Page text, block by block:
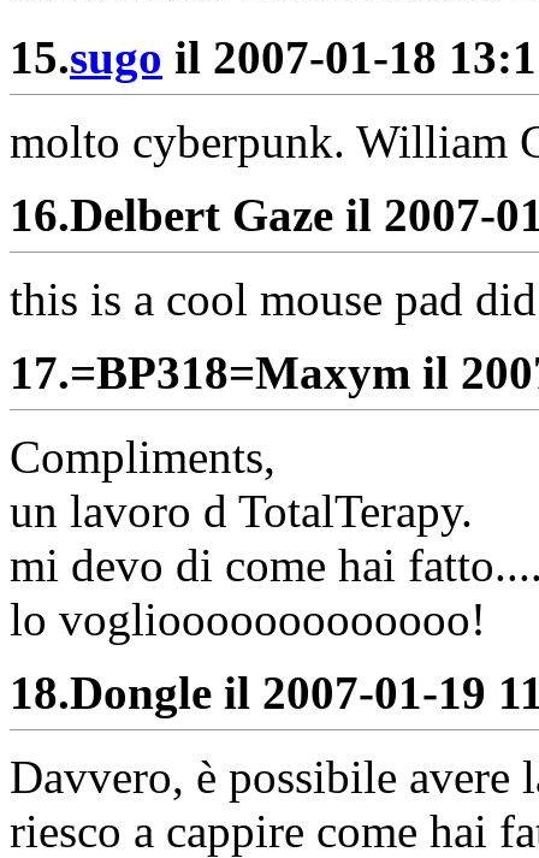
15.sugo il 2007-01-18
molto cyberpunk. William
16.Delbert Gaze il 2007-
this is a cool mouse pad
17.=BP318=Maxym il
Compliments,
un lavoro d TotalTerapy.
mi devo di come hai
lo vogliooooooooooooo!
18.Dongle il 2007-01-19
Davvero, è possibile avere
riesco a cappire come hai